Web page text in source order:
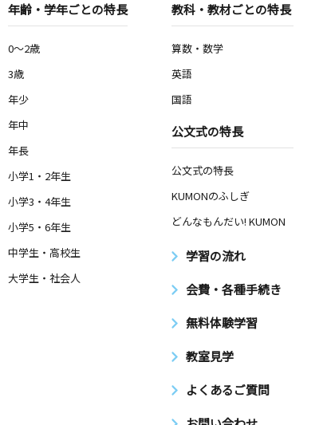
年齢・学年ごとの特長
0～2歳
3歳
年少
年中
年長
小学1・2年生
小学3・4年生
小学5・6年生
中学生・高校生
大学生・社会人
教科・教材ごとの特長
算数・数学
英語
国語
公文式の特長
公文式の特長
KUMONのふしぎ
どんなもんだい! KUMON
学習の流れ
会費・各種手続き
無料体験学習
教室見学
よくあるご質問